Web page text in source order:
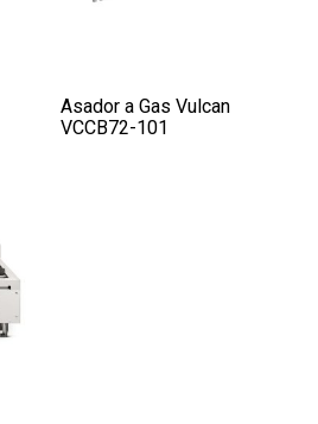
Asador a Gas Vulcan
VCCB72-101